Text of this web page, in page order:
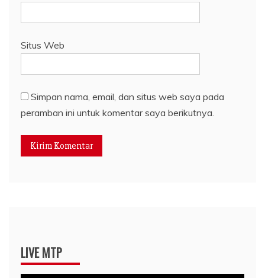
Situs Web
Simpan nama, email, dan situs web saya pada
peramban ini untuk komentar saya berikutnya.
LIVE MTP